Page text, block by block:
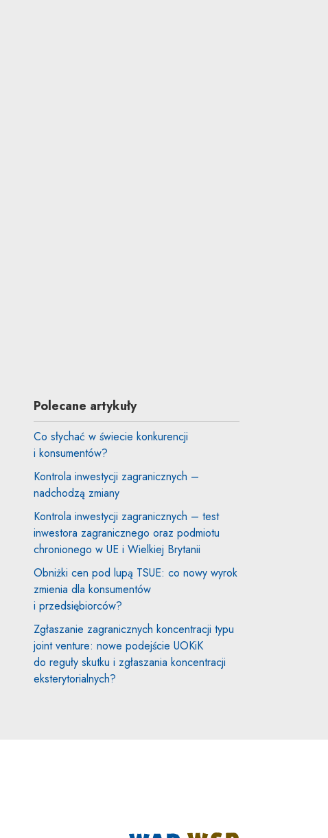
Polecane artykuły
Co słychać w świecie konkurencji
i konsumentów?
Kontrola inwestycji zagranicznych –
nadchodzą zmiany
Kontrola inwestycji zagranicznych – test
inwestora zagranicznego oraz podmiotu
chronionego w UE i Wielkiej Brytanii
Obniżki cen pod lupą TSUE: co nowy wyrok
zmienia dla konsumentów
i przedsiębiorców?
Zgłaszanie zagranicznych koncentracji typu
joint venture: nowe podejście UOKiK
do reguły skutku i zgłaszania koncentracji
eksterytorialnych?